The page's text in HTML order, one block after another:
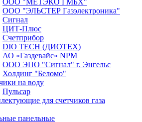
ООО "МЕТЭКО ГМБХ"
ООО "ЭЛЬСТЕР Газэлектроника"
Сигнал
ЦИТ-Плюс
Счетприбор
DIO TECH (ДИОТЕХ)
АО «Газдевайс» NPM
ООО ЭПО "Сигнал" г. Энгельс
Холдинг "Беломо"
на воду
Пульсар
для счетчиков газа
панельные